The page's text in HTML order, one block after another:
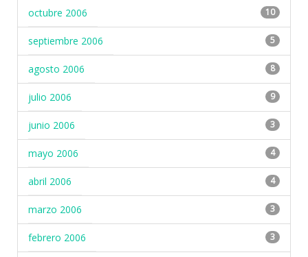
octubre 2006 10
septiembre 2006 5
agosto 2006 8
julio 2006 9
junio 2006 3
mayo 2006 4
abril 2006 4
marzo 2006 3
febrero 2006 3